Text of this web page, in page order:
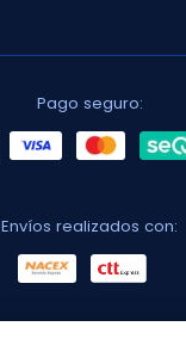
Pago seguro:
Envíos realizados con: